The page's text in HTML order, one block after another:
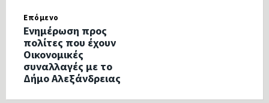
Επόμενο
Ενημέρωση προς
πολίτες που έχουν
Οικονομικές
συναλλαγές με το
Δήμο Αλεξάνδρειας